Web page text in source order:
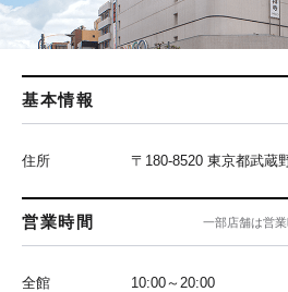
基本情報
住所 〒180-8520 東京都武蔵
営業時間 一部店舗は営業
全館 10:00～20:00